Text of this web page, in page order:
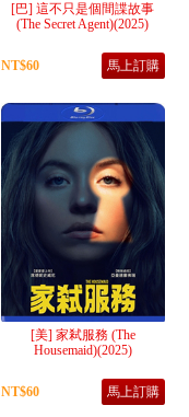
[巴] 這不只是個間諜故事
(The Secret Agent)(2025)
NT$60 馬上訂購
[美] 家弒服務 (The
Housemaid)(2025)
NT$60 馬上訂購